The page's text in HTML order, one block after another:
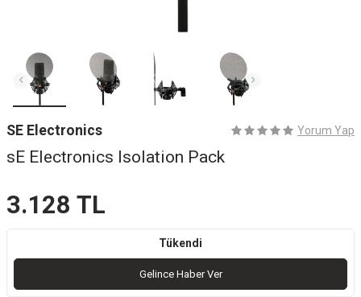
SE Electronics Yorum Yap
sE Electronics Isolation Pack
3.128 TL
Tükendi
Gelince Haber Ver